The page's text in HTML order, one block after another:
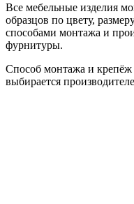
Все мебельные изделия
образцов по цвету,
способами монтажа и
фурнитуры.
Способ монтажа и крепёж
выбирается